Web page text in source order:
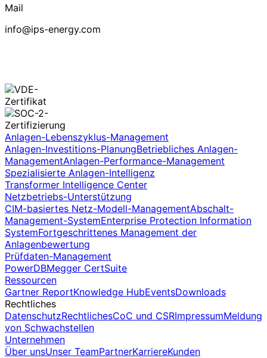
info@ips-energy.com
Anlagen-Lebenszyklus-Management
Anlagen-Investitions-PlanungBetriebliches Anlagen-
ManagementAnlagen-Performance-Management
Spezialisierte Anlagen-Intelligenz
Transformer Intelligence Center
Netzbetriebs-Unterstützung
CIM-basiertes Netz-Modell-ManagementAbschalt-
Management-SystemEnterprise Protection Information
SystemFortgeschrittenes Management der
Anlagenbewertung
Prüfdaten-Management
PowerDBMegger CertSuite
Ressourcen
Gartner ReportKnowledge HubEventsDownloads
Rechtliches
DatenschutzRechtlichesCoC und CSRImpressumMeldung
von Schwachstellen
Unternehmen
Über unsUnser TeamPartnerKarriereKunden